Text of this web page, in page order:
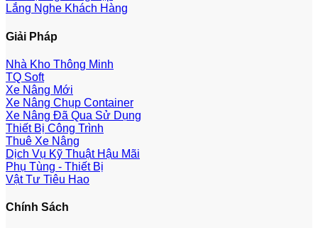
Lắng Nghe Khách Hàng
Giải Pháp
Nhà Kho Thông Minh
TQ Soft
Xe Nâng Mới
Xe Nâng Chụp Container
Xe Nâng Đã Qua Sử Dụng
Thiết Bị Công Trình
Thuê Xe Nâng
Dịch Vụ Kỹ Thuật Hậu Mãi
Phụ Tùng - Thiết Bị
Vật Tư Tiêu Hao
Chính Sách